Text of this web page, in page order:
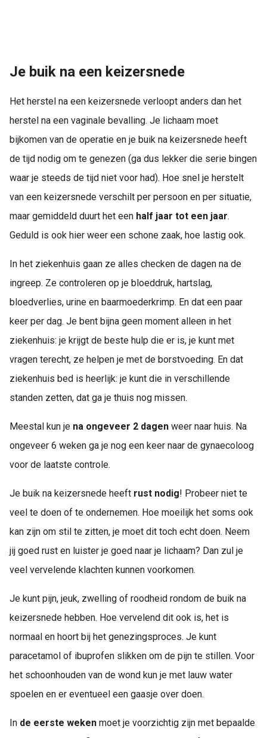
Je buik na een keizersnede
Het herstel na een keizersnede verloopt anders dan het
herstel na een vaginale bevalling. Je lichaam moet
bijkomen van de operatie en je buik na keizersnede heeft
de tijd nodig om te genezen (ga dus lekker die serie bingen
waar je steeds de tijd niet voor had). Hoe snel je herstelt
van een keizersnede verschilt per persoon en per situatie,
maar gemiddeld duurt het een half jaar tot een jaar.
Geduld is ook hier weer een schone zaak, hoe lastig ook.
In het ziekenhuis gaan ze alles checken de dagen na de
ingreep. Ze controleren op je bloeddruk, hartslag,
bloedverlies, urine en baarmoederkrimp. En dat een paar
keer per dag. Je bent bijna geen moment alleen in het
ziekenhuis: je krijgt de beste hulp die er is, je kunt met
vragen terecht, ze helpen je met de borstvoeding. En dat
ziekenhuis bed is heerlijk: je kunt die in verschillende
standen zetten, dat ga je thuis nog missen.
Meestal kun je na ongeveer 2 dagen weer naar huis. Na
ongeveer 6 weken ga je nog een keer naar de gynaecoloog
voor de laatste controle.
Je buik na keizersnede heeft rust nodig! Probeer niet te
veel te doen of te ondernemen. Hoe moeilijk het soms ook
kan zijn om stil te zitten, je moet dit toch echt doen. Neem
jij goed rust en luister je goed naar je lichaam? Dan zul je
veel vervelende klachten kunnen voorkomen.
Je kunt pijn, jeuk, zwelling of roodheid rondom de buik na
keizersnede hebben. Hoe vervelend dit ook is, het is
normaal en hoort bij het genezingsproces. Je kunt
paracetamol of ibuprofen slikken om de pijn te stillen. Voor
het schoonhouden van de wond kun je met lauw water
spoelen en er eventueel een gaasje over doen.
In de eerste weken moet je voorzichtig zijn met bepaalde